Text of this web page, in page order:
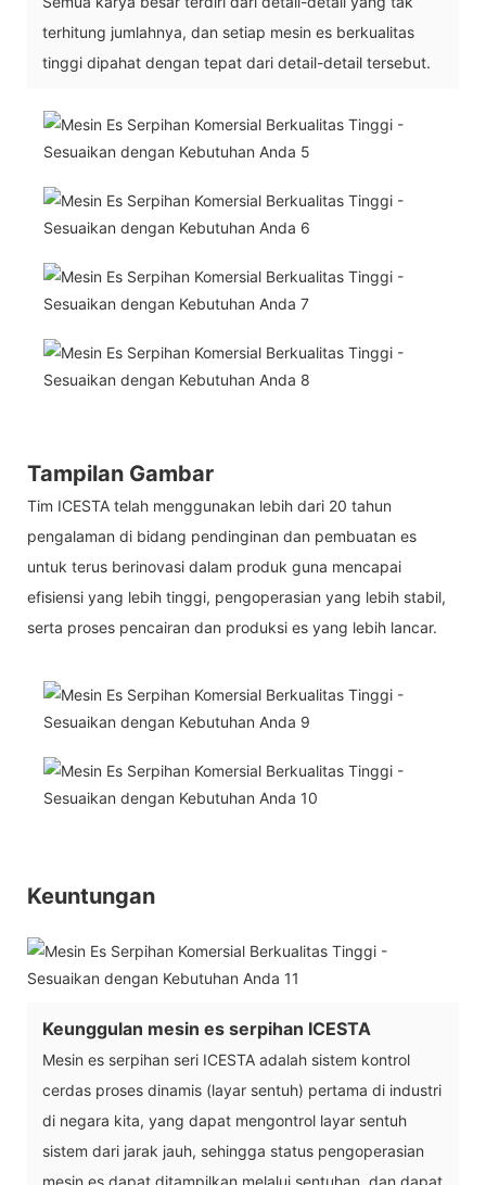
terhitung jumlahnya, dan setiap mesin es berkualitas
tinggi dipahat dengan tepat dari detail-detail tersebut.
Tampilan Gambar
Tim ICESTA telah menggunakan lebih dari 20 tahun
pengalaman di bidang pendinginan dan pembuatan es
untuk terus berinovasi dalam produk guna mencapai
efisiensi yang lebih tinggi, pengoperasian yang lebih stabil,
serta proses pencairan dan produksi es yang lebih lancar.
Keuntungan
Keunggulan mesin es serpihan ICESTA
Mesin es serpihan seri ICESTA adalah sistem kontrol
cerdas proses dinamis (layar sentuh) pertama di industri
di negara kita, yang dapat mengontrol layar sentuh
sistem dari jarak jauh, sehingga status pengoperasian
mesin es dapat ditampilkan melalui sentuhan, dan dapat